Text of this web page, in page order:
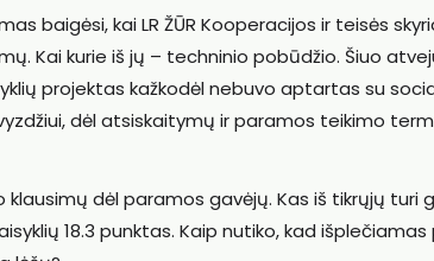
baigėsi, kai LR ŽŪR Kooperacijos ir teisės
Kai kurie iš jų – techninio pobūdžio. Šiuo
projektas kažkodėl nebuvo aptartas su
dėl atsiskaitymų ir paramos teikimo
klausimų dėl paramos gavėjų. Kas iš tikrųjų
18.3 punktas. Kaip nutiko, kad